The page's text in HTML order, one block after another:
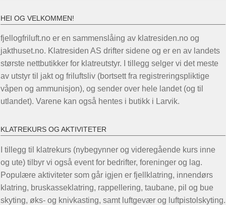
HEI OG VELKOMMEN!
fjellogfriluft.no er en sammenslåing av klatresiden.no og
jakthuset.no. Klatresiden AS drifter sidene og er en av landets
største nettbutikker for klatreutstyr. I tillegg selger vi det meste
av utstyr til jakt og friluftsliv (bortsett fra registreringspliktige
våpen og ammunisjon), og sender over hele landet (og til
utlandet). Varene kan også hentes i butikk i Larvik.
KLATREKURS OG AKTIVITETER
I tillegg til klatrekurs (nybegynner og videregående kurs inne
og ute) tilbyr vi også event for bedrifter, foreninger og lag.
Populære aktiviteter som går igjen er fjellklatring, innendørs
klatring, bruskasseklatring, rappellering, taubane, pil og bue
skyting, øks- og knivkasting, samt luftgevær og luftpistolskyting.